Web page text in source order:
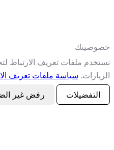
ملفات تعريف الارتباط
سياسة ملفات تعريف
رفض غير